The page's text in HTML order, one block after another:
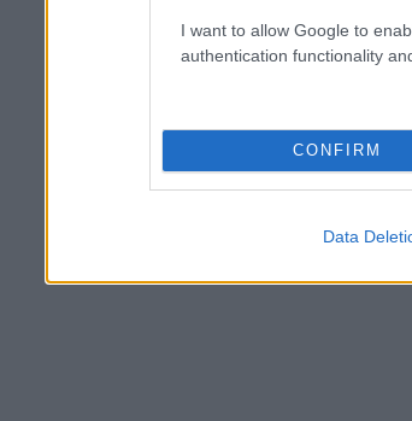
I want to allow Google to
authentication functionality
CONFIRM
Data